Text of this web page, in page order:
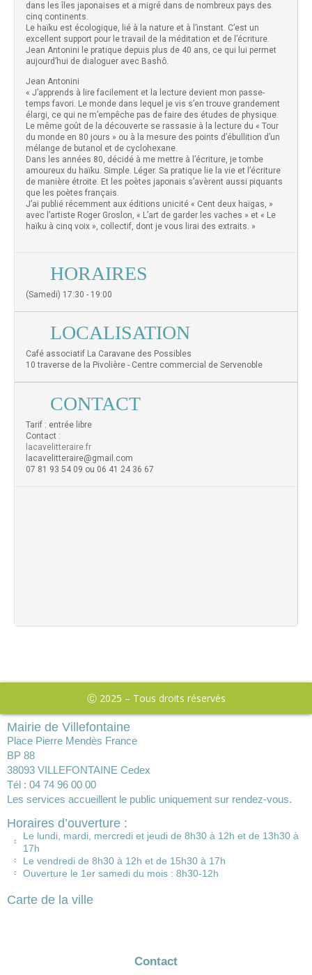
dans les îles japonaises et a migré dans de nombreux pays des
cinq continents.
Le haïku est écologique, lié à la nature et à l’instant. C’est un
excellent support pour le travail de la méditation et de l’écriture.
Jean Antonini le pratique depuis plus de 40 ans, ce qui lui permet
aujourd’hui de dialoguer avec Bashô.
Jean Antonini
« J’apprends à lire facilement et la lecture devient mon passe-
temps favori. Le monde dans lequel je vis s’en trouve grandement
élargi, ce qui ne m’empêche pas de faire des études de physique.
Le même goût de la découverte se rassasie à la lecture du « Tour
du monde en 80 jours » ou à la mesure des points d’ébullition d’un
mélange de butanol et de cyclohexane.
Dans les années 80, décidé à me mettre à l’écriture, je tombe
amoureux du haïku. Simple. Léger. Sa pratique lie la vie et l’écriture
de manière étroite. Et les poètes japonais s’avèrent aussi piquants
que les poètes français.
J’ai publié récemment aux éditions unicité « Cent deux haïgas, »
avec l’artiste Roger Groslon, « L’art de garder les vaches » et « Le
haïku à cinq voix », collectif, dont je vous lirai des extraits. »
HORAIRES
(Samedi) 17:30 - 19:00
LOCALISATION
Café associatif La Caravane des Possibles
10 traverse de la Pivolière - Centre commercial de Servenoble
CONTACT
Tarif : entrée libre
Contact :
lacavelitteraire.fr
lacavelitteraire@gmail.com
07 81 93 54 09 ou 06 41 24 36 67
Ⓒ 2025 – Tous droits réservés
Mairie de Villefontaine
Place Pierre Mendès France
BP 88
38093 VILLEFONTAINE Cedex
Tél : 04 74 96 00 00
Les services accueillent le public uniquement sur rendez-vous.
Horaires d’ouverture :
Le lundi, mardi, mercredi et jeudi de 8h30 à 12h et de 13h30 à
17h
Le vendredi de 8h30 à 12h et de 15h30 à 17h
Ouverture le 1er samedi du mois : 8h30-12h
Carte de la ville
Contact